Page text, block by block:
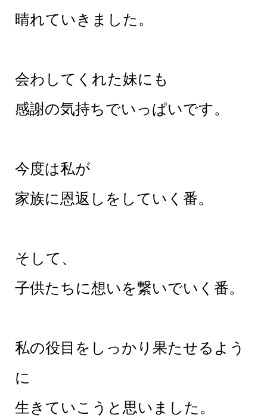
晴れていきました。
会わしてくれた妹にも
感謝の気持ちでいっぱいです。
今度は私が
家族に恩返しをしていく番。
そして、
子供たちに想いを繋いでいく番。
私の役目をしっかり果たせるよう
に
生きていこうと思いました。